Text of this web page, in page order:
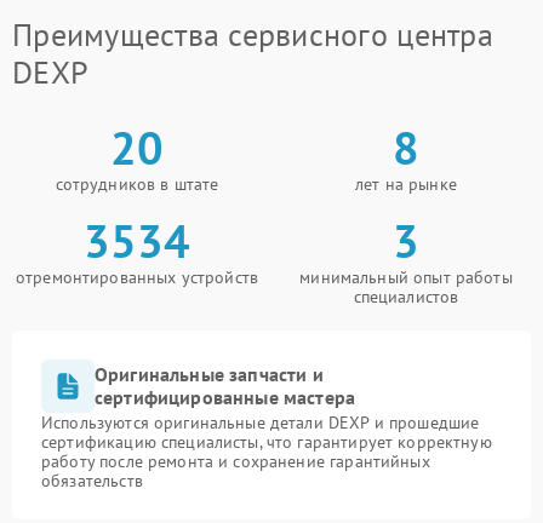
Преимущества сервисного центра
DEXP
20
сотрудников в штате
8
лет на рынке
3534
отремонтированных устройств
3
минимальный опыт работы
специалистов
Оригинальные запчасти и
сертифицированные мастера
Используются оригинальные детали DEXP и прошедшие
сертификацию специалисты, что гарантирует корректную
работу после ремонта и сохранение гарантийных
обязательств